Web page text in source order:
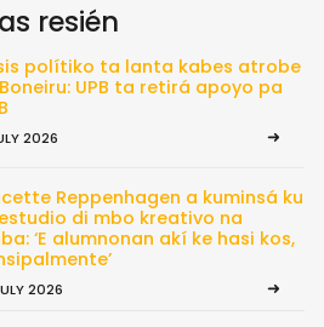
resién
polítiko ta lanta kabes atrobe
UPB ta retirá apoyo pa
2026
Reppenhagen a kuminsá ku
di mbo kreativo na
‘E alumnonan akí ke hasi kos,
2026